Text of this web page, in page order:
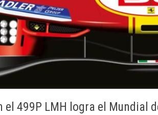
el 499P LMH logra el Mundial